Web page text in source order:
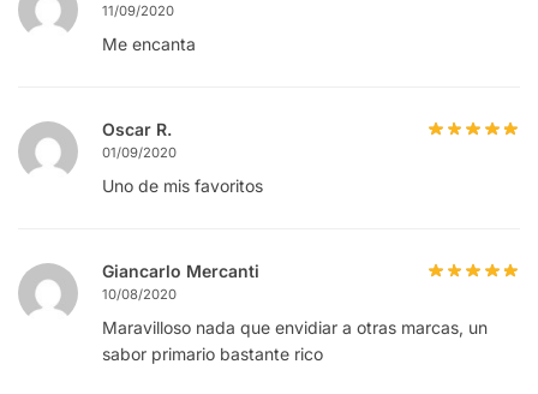
11/09/2020
Me encanta
Oscar R.
01/09/2020
Uno de mis favoritos
Giancarlo Mercanti
10/08/2020
Maravilloso nada que envidiar a otras marcas, un
sabor primario bastante rico